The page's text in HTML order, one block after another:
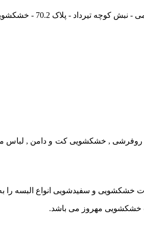
, خشکشویی کت و دامن , لباس
خشکشویی و سفیدشویی انواع البسه را به
خشکشویی مهروز می باشد.